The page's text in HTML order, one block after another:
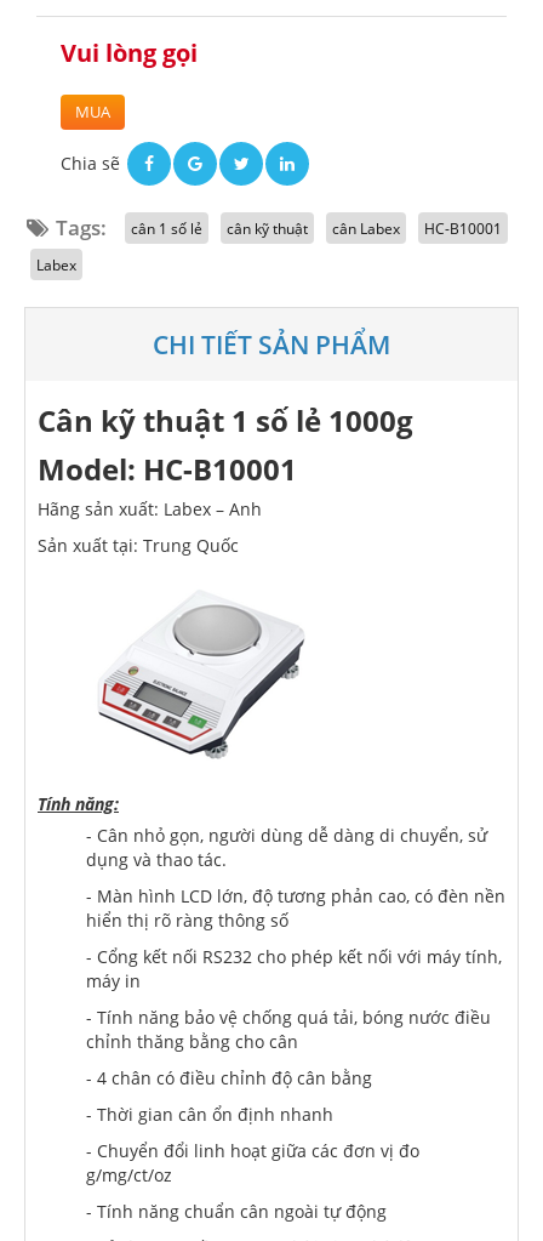
Vui lòng gọi
MUA
Chia sẽ
Tags: cân 1 số lẻ cân kỹ thuật cân Labex
HC-B10001
Labex
CHI TIẾT SẢN PHẨM
Cân kỹ thuật 1 số lẻ 1000g
Model: HC-B10001
Hãng sản xuất: Labex – Anh
Sản xuất tại: Trung Quốc
Tính năng:
- Cân nhỏ gọn, người dùng dễ dàng di chuyển, sử
dụng và thao tác.
- Màn hình LCD lớn, độ tương phản cao, có đèn nền
hiển thị rõ ràng thông số
- Cổng kết nối RS232 cho phép kết nối với máy tính,
máy in
- Tính năng bảo vệ chống quá tải, bóng nước điều
chỉnh thăng bằng cho cân
- 4 chân có điều chỉnh độ cân bằng
- Thời gian cân ổn định nhanh
- Chuyển đổi linh hoạt giữa các đơn vị đo
g/mg/ct/oz
- Tính năng chuẩn cân ngoài tự động